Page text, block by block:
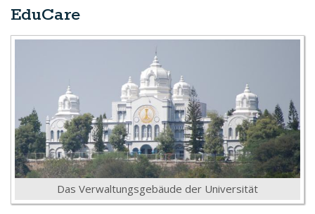
EduCare
Das Verwaltungsgebäude der Universität